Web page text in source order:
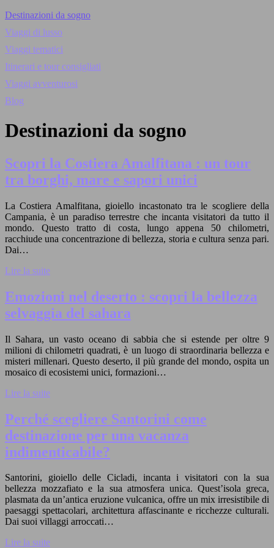
Destinazioni da sogno
Viaggi di lusso
Viaggi tematici
Itinerari e tour consigliati
Viaggi avventurosi
Blog
Destinazioni da sogno
Scopri la Costiera Amalfitana : un tour
tra borghi, mare e sapori unici
La Costiera Amalfitana, gioiello incastonato tra le scogliere della
Campania, è un paradiso terrestre che incanta visitatori da tutto il
mondo. Questo tratto di costa, lungo appena 50 chilometri,
racchiude una concentrazione di bellezza, storia e cultura senza pari.
Dai…
Lire la suite
Emozioni nel deserto : scopri la bellezza
selvaggia del sahara
Il Sahara, un vasto oceano di sabbia che si estende per oltre 9
milioni di chilometri quadrati, è un luogo di straordinaria bellezza e
misteri millenari. Questo deserto, il più grande del mondo, ospita un
mosaico di ecosistemi unici, formazioni…
Lire la suite
Perché scegliere Santorini come
destinazione per una vacanza
indimenticabile?
Santorini, gioiello delle Cicladi, incanta i visitatori con la sua
bellezza mozzafiato e la sua atmosfera unica. Quest’isola greca,
plasmata da un’antica eruzione vulcanica, offre un mix irresistibile di
paesaggi spettacolari, architettura affascinante e ricchezze culturali.
Dai suoi villaggi arroccati…
Lire la suite